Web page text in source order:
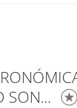
SON...